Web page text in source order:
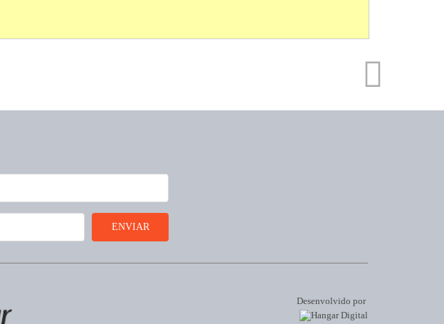
Desenvolvido por